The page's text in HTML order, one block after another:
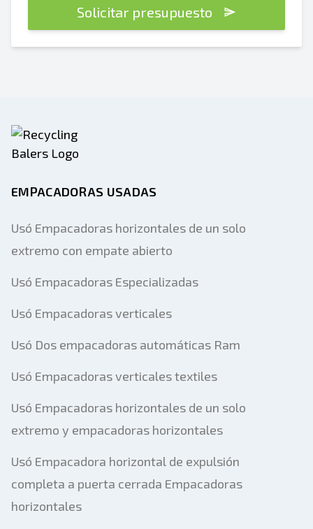
Solicitar presupuesto
EMPACADORAS USADAS
Usó Empacadoras horizontales de un solo
extremo con empate abierto
Usó Empacadoras Especializadas
Usó Empacadoras verticales
Usó Dos empacadoras automáticas Ram
Usó Empacadoras verticales textiles
Usó Empacadoras horizontales de un solo
extremo y empacadoras horizontales
Usó Empacadora horizontal de expulsión
completa a puerta cerrada Empacadoras
horizontales